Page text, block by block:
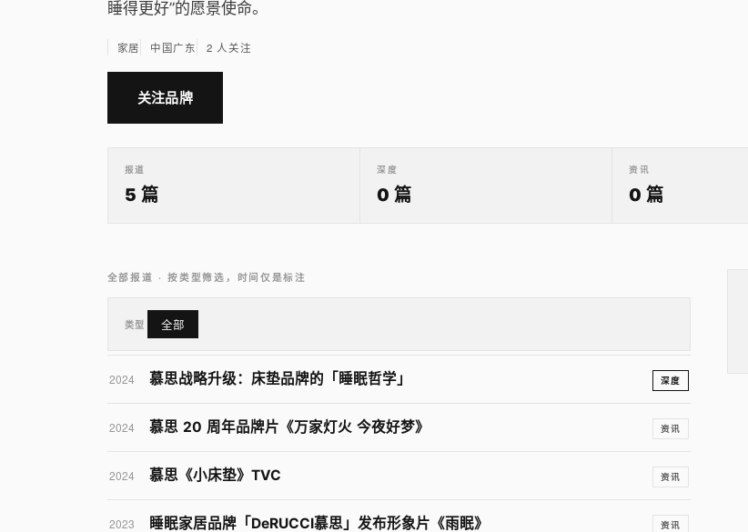
睡得更好”的愿景使命。
家居 中国广东 2 人关注
关注品牌
报道
5 篇
深度
0 篇
资讯
0 篇
全部报道 · 按类型筛选，时间仅是标注
类型 全部
2024 慕思战略升级：床垫品牌的「睡眠哲学」 深度
2024 慕思 20 周年品牌片《万家灯火 今夜好梦》 资讯
2024 慕思《小床垫》TVC 资讯
2023 睡眠家居品牌「DeRUCCI慕思」发布形象片《雨眠》 资讯